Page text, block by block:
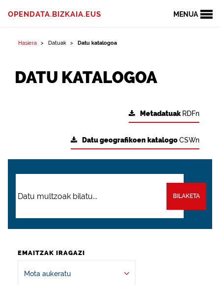
MENUA
OPENDATA.BIZKAIA.EUS
Hasiera Datuak Datu katalogoa
DATU KATALOGOA
Metadatuak RDFn
Datu geografikoen katalogoCSWn
BILAKETA
EMAITZAK IRAGAZI
Mota aukeratu